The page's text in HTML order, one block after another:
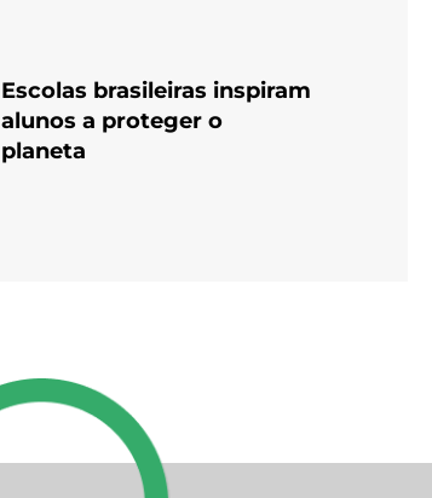
Escolas brasileiras inspiram
alunos a proteger o
planeta